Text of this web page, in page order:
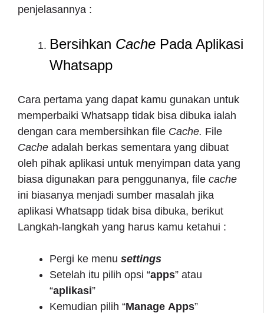
penjelasannya :
Bersihkan Cache Pada Aplikasi
Whatsapp
Cara pertama yang dapat kamu gunakan untuk
memperbaiki Whatsapp tidak bisa dibuka ialah
dengan cara membersihkan file Cache. File
Cache adalah berkas sementara yang dibuat
oleh pihak aplikasi untuk menyimpan data yang
biasa digunakan para penggunanya, file cache
ini biasanya menjadi sumber masalah jika
aplikasi Whatsapp tidak bisa dibuka, berikut
Langkah-langkah yang harus kamu ketahui :
Pergi ke menu settings
Setelah itu pilih opsi “apps” atau
“aplikasi”
Kemudian pilih “Manage Apps”